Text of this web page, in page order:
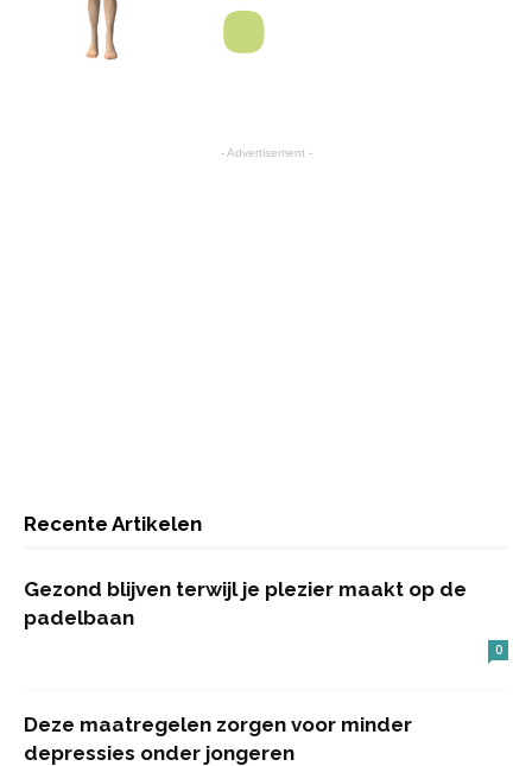
- Advertisement -
Recente Artikelen
Gezond blijven terwijl je plezier maakt op de
padelbaan
0
Deze maatregelen zorgen voor minder
depressies onder jongeren